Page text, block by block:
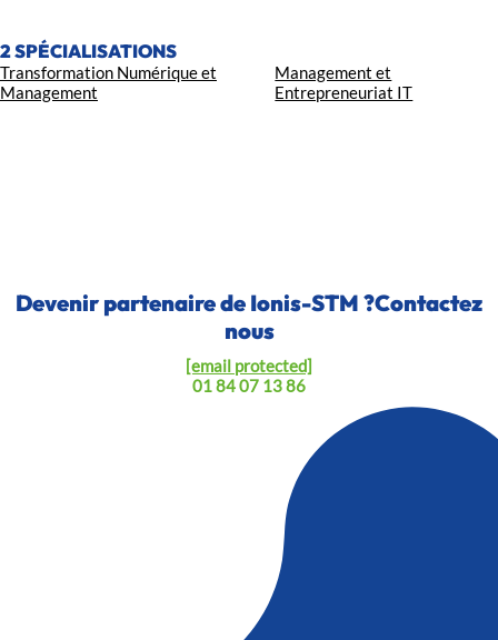
2 SPÉCIALISATIONS
Transformation Numérique et
Management
Management et
Entrepreneuriat IT
Devenir partenaire de Ionis-STM ?Contactez
nous
[email protected]
01 84 07 13 86